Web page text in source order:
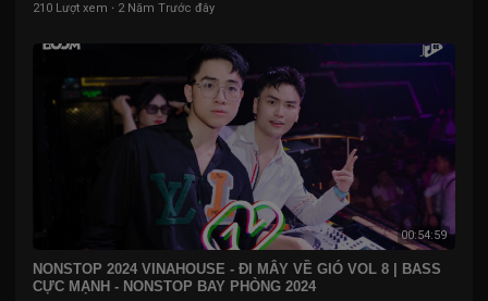
210 Lượt xem · 2 Năm Trước đây
00:54:59
NONSTOP 2024 VINAHOUSE - ĐI MÂY VỀ GIÓ VOL 8 | BASS
CỰC MẠNH - NONSTOP BAY PHÒNG 2024